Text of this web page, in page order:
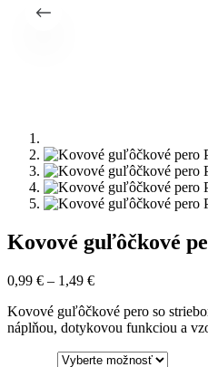
Kovové guľôčkové
0,99 € – 1,49 €
Kovové guľôčkové pero so
náplňou, dotykovou funkciou a